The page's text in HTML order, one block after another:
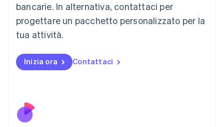
bancarie. In alternativa, contattaci per
progettare un pacchetto personalizzato per la
tua attività.
Inizia ora Contattaci
Français DeutschEnglish
Malaysia
English 简体中文
Malta
Messico
EspañolEnglish
English
Paesi Bassi